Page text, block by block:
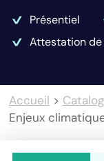
Présentiel
Attestation
Accueil >
Enjeux